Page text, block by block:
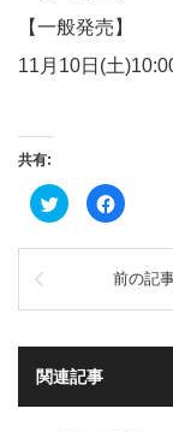
【一般発売 】
11月10日(土
共有:
ク
リ
共
(新
い
ウ
Facebook
で
る
に
ク
ッ
前の記
関連記事